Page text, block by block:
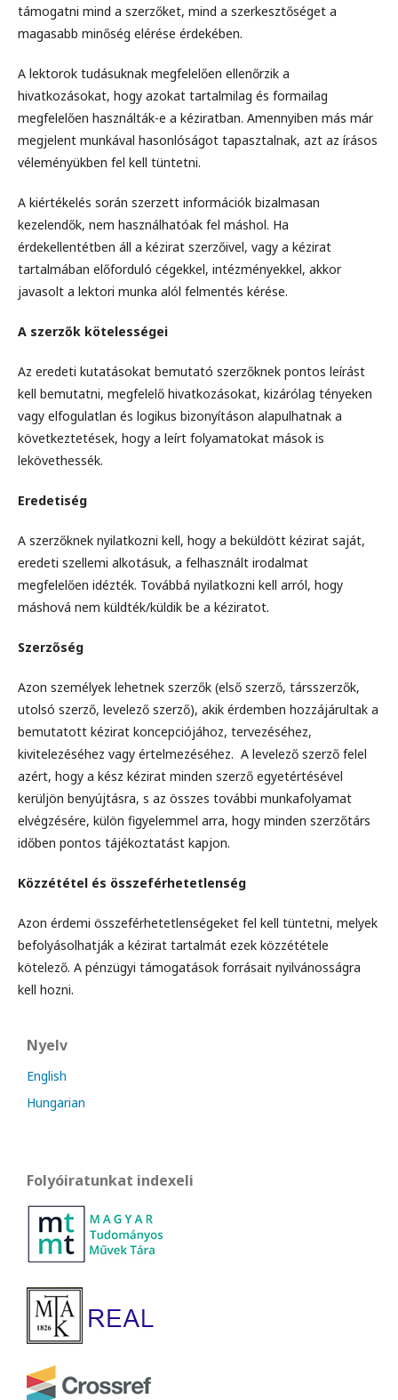
támogatni mind a szerzőket, mind a szerkesztőséget a
magasabb minőség elérése érdekében.
A lektorok tudásuknak megfelelően ellenőrzik a
hivatkozásokat, hogy azokat tartalmilag és formailag
megfelelően használták-e a kéziratban. Amennyiben más már
megjelent munkával hasonlóságot tapasztalnak, azt az írásos
véleményükben fel kell tüntetni.
A kiértékelés során szerzett információk bizalmasan
kezelendők, nem használhatóak fel máshol. Ha
érdekellentétben áll a kézirat szerzőivel, vagy a kézirat
tartalmában előforduló cégekkel, intézményekkel, akkor
javasolt a lektori munka alól felmentés kérése.
A szerzők kötelességei
Az eredeti kutatásokat bemutató szerzőknek pontos leírást
kell bemutatni, megfelelő hivatkozásokat, kizárólag tényeken
vagy elfogulatlan és logikus bizonyításon alapulhatnak a
következtetések, hogy a leírt folyamatokat mások is
lekövethessék.
Eredetiség
A szerzőknek nyilatkozni kell, hogy a beküldött kézirat saját,
eredeti szellemi alkotásuk, a felhasznált irodalmat
megfelelően idézték. Továbbá nyilatkozni kell arról, hogy
máshová nem küldték/küldik be a kéziratot.
Szerzőség
Azon személyek lehetnek szerzők (első szerző, társszerzők,
utolsó szerző, levelező szerző), akik érdemben hozzájárultak a
bemutatott kézirat koncepciójához, tervezéséhez,
kivitelezéséhez vagy értelmezéséhez. A levelező szerző felel
azért, hogy a kész kézirat minden szerző egyetértésével
kerüljön benyújtásra, s az összes további munkafolyamat
elvégzésére, külön figyelemmel arra, hogy minden szerzőtárs
időben pontos tájékoztatást kapjon.
Közzététel és összeférhetetlenség
Azon érdemi összeférhetetlenségeket fel kell tüntetni, melyek
befolyásolhatják a kézirat tartalmát ezek közzététele
kötelező. A pénzügyi támogatások forrásait nyilvánosságra
kell hozni.
Nyelv
English
Hungarian
Folyóiratunkat indexeli